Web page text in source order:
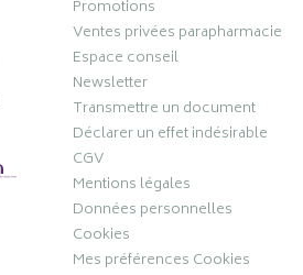
Promotions
Ventes privées parapharmacie
Espace conseil
Newsletter
Transmettre un document
Déclarer un effet indésirable
CGV
Mentions légales
Données personnelles
Cookies
Mes préférences Cookies